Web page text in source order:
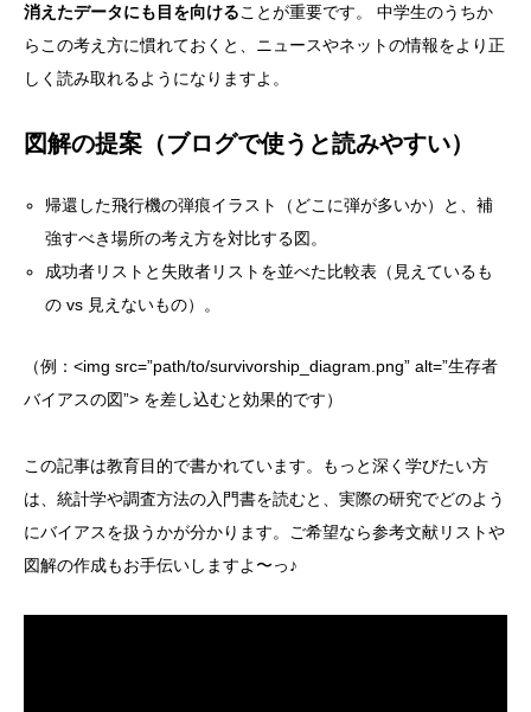
消えたデータにも目を向けることが重要です。 中学生のうちか
らこの考え方に慣れておくと、ニュースやネットの情報をより正
しく読み取れるようになりますよ。
図解の提案（ブログで使うと読みやすい）
帰還した飛行機の弾痕イラスト（どこに弾が多いか）と、補
強すべき場所の考え方を対比する図。
成功者リストと失敗者リストを並べた比較表（見えているも
の vs 見えないもの）。
（例：<img src=”path/to/survivorship_diagram.png” alt=”生存者
バイアスの図”> を差し込むと効果的です）
この記事は教育目的で書かれています。もっと深く学びたい方
は、統計学や調査方法の入門書を読むと、実際の研究でどのよう
にバイアスを扱うかが分かります。ご希望なら参考文献リストや
図解の作成もお手伝いしますよ〜っ♪